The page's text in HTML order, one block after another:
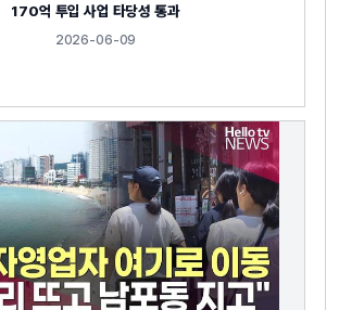
170억 투입 사업 타당성 통과
2026-06-09